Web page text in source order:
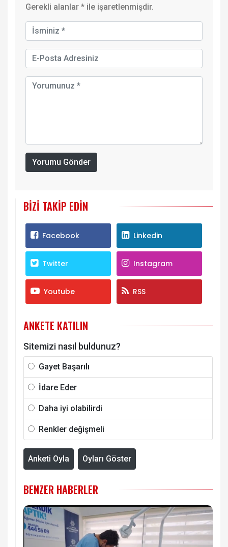
Gerekli alanlar * ile işaretlenmişdir.
Yorumu Gönder
BIZI TAKIP EDIN
Facebook Linkedin
Twitter Instagram
Youtube RSS
ANKETE KATILIN
Sitemizi nasıl buldunuz?
Gayet Başarılı
İdare Eder
Daha iyi olabilirdi
Renkler değişmeli
Anketi Oyla Oyları Göster
BENZER HABERLER